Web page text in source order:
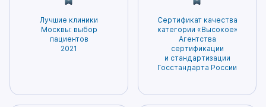
– залог точной диагностики и эффективного
лечения. Нам доверяют нам самое ценное –
здоровье. Мы гордимся тем, что заслужили
доверие и признание наших пациентов!
вероятность возникновения побочных
эффектов. Благодаря этому пациенты могут
быть уверены в том, что получаемое
лечение будет наиболее безопасным и
Лучшие клиники
Москвы: выбор
пациентов
2021
Сертификат качества
категории «Высокое»
Агентства
сертификации
и стандартизации
Госстандарта России